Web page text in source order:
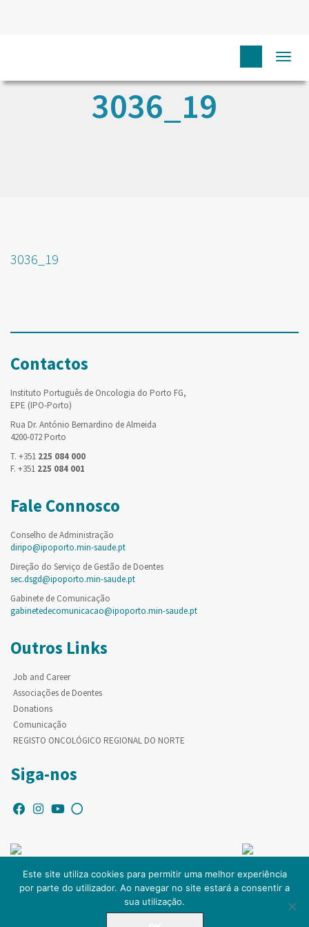
3036_19
3036_19
Contactos
Instituto Português de Oncologia do Porto FG,
EPE (IPO-Porto)
Rua Dr. António Bernardino de Almeida
4200-072 Porto
T. +351 225 084 000
F. +351 225 084 001
Fale Connosco
Conselho de Administração
diripo@ipoporto.min-saude.pt
Direção do Serviço de Gestão de Doentes
sec.dsgd@ipoporto.min-saude.pt
Gabinete de Comunicação
gabinetedecomunicacao@ipoporto.min-saude.pt
Outros Links
Job and Career
Associações de Doentes
Donations
Comunicação
REGISTO ONCOLÓGICO REGIONAL DO NORTE
Siga-nos
© Copyright IPO-PORTO. Todos os direitos reservados.
Este site utiliza cookies para permitir uma melhor experiência
por parte do utilizador. Ao navegar no site estará a consentir a
sua utilização.